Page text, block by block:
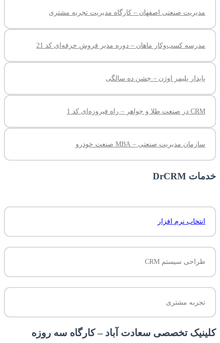
مدیریت صنعتی اصفهان – کارگاه مدیریت تجربه مشتری
مدرسه کسب‌وکار ماهان – دوره مدیر فروش حرفه‌ای کد 21
پایدار پلیمر اوژن – جشن ده سالگی
CRM در صنعت طلا و جواهر – راه فیروزه‌ای کد 1
سازمان مدیریت صنعتی – MBA صنعت خودرو
خدمات DrCRM
انتخاب نرم افزار
طراحی سیستم CRM
تجربه مشتری
کلینیک تخصصی سعادت آباد – کارگاه سه روزه